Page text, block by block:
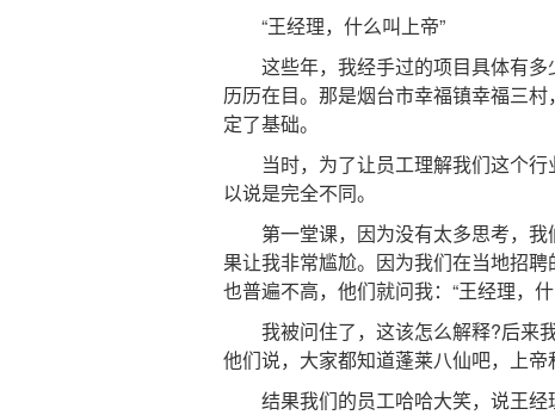
“王经理，什么叫上帝”
这些年，我经手过的项目具体有多
历历在目。那是烟台市幸福镇幸福三
定了基础。
当时，为了让员工理解我们这个行
以说是完全不同。
第一堂课，因为没有太多思考，我
果让我非常尴尬。因为我们在当地招
也普遍不高，他们就问我：“王经理，
我被问住了，这该怎么解释?后来
他们说，大家都知道蓬莱八仙吧，上帝
结果我们的员工哈哈大笑，说王经